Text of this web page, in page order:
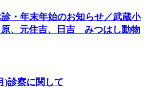
・年末年始のお知らせ／武蔵小
、元住吉、日吉 みつはし動物
)診察に関して